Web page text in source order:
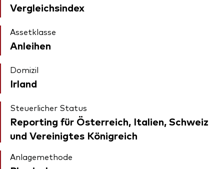
Vergleichsindex
Assetklasse
Anleihen
Domizil
Irland
Steuerlicher Status
Reporting für Österreich, Italien, Schweiz
und Vereinigtes Königreich
Anlagemethode